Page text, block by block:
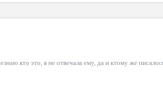
кто это, я не отвечала ему, да и ктому же